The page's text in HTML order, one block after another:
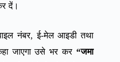
दें।
नंबर, ई-मेल आइडी तथा
जाएगा उसे भर कर “जमा